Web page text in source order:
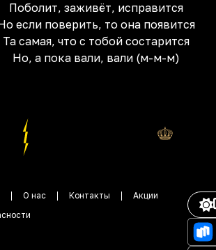
Поболит, заживёт, исправится
если поверить, то она появится
Та самая, что с тобой состарится
Но, а пока вали, вали (м-м-м)
О нас Контакты
Акции